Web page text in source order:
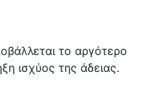
το αργότερο
ισχύος της άδειας.